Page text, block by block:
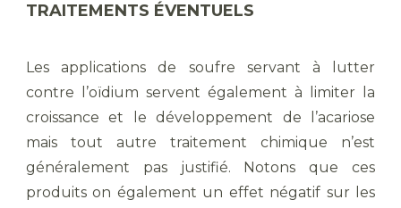
TRAITEMENTS ÉVENTUELS
Les applications de soufre servant à lutter
contre l’oïdium servent également à limiter la
croissance et le développement de l’acariose
mais tout autre traitement chimique n’est
généralement pas justifié. Notons que ces
produits on également un effet négatif sur les